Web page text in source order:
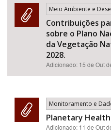
Meio Ambiente e
Contribuições
sobre o Plano
da Vegetação
2028.
Adicionado: 15 de Out
Monitoramento e
Planetary
Adicionado: 11 de Out